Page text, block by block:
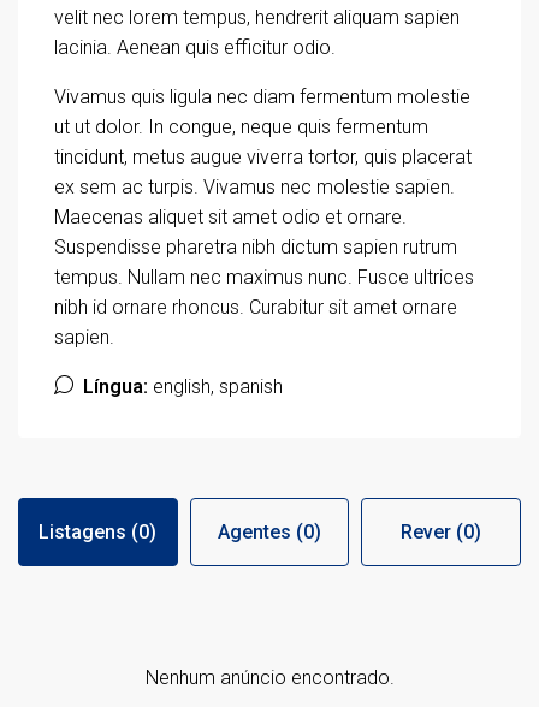
velit nec lorem tempus, hendrerit aliquam sapien
lacinia. Aenean quis efficitur odio.
Vivamus quis ligula nec diam fermentum molestie
ut ut dolor. In congue, neque quis fermentum
tincidunt, metus augue viverra tortor, quis placerat
ex sem ac turpis. Vivamus nec molestie sapien.
Maecenas aliquet sit amet odio et ornare.
Suspendisse pharetra nibh dictum sapien rutrum
tempus. Nullam nec maximus nunc. Fusce ultrices
nibh id ornare rhoncus. Curabitur sit amet ornare
sapien.
Língua: english, spanish
Listagens (0) Agentes (0) Rever (0)
Nenhum anúncio encontrado.